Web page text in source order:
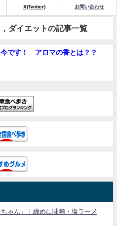
X(Twitter) お問い合わせ
ダイエットの記事一覧
です！ アロマの香とは？？
ゃん」｜締めに味噌・塩ラーメ